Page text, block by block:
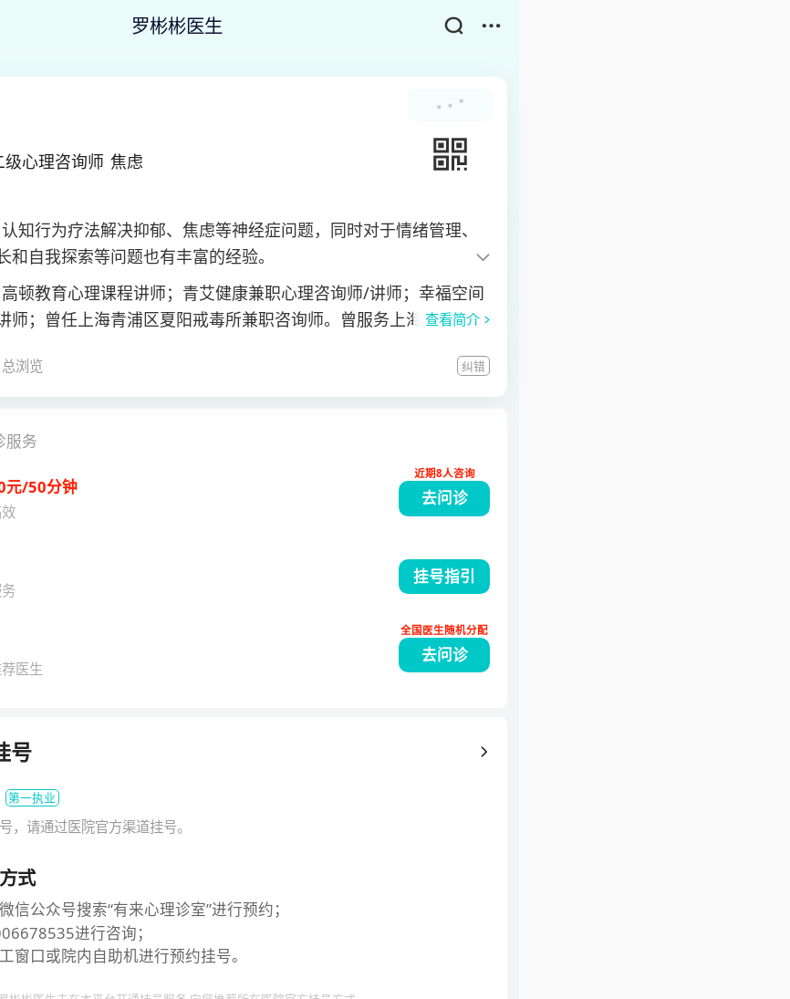
罗彬彬医生
级心理咨询师 焦虑
知行为疗法解决抑郁、焦虑等神经症问题，同时对于情绪管理、
和自我探索等问题也有丰富的经验。
顿教育心理课程讲师；青艾健康兼职心理咨询师/讲师；幸福空间
师；曾任上海青浦区夏阳戒毒所兼职咨询师。曾服务上海总工会，
讲座及活动。涉及人际关系相关文章及翻译字数 25w+。
查看简介
总浏览 纠错
服务
元/50分钟
去问诊
近期8人咨询
挂号指引
医生
去问诊
全国医生随机分配
号
第一执业
，请通过医院官方渠道挂号。
式
信公众号搜索“有来心理诊室”进行预约；
进行咨询；
窗口或院内自助机进行预约挂号。